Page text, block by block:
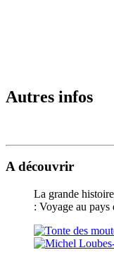
Autres infos
A découvrir
La grande
: Voyage au